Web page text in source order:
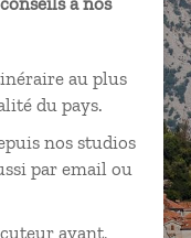
au plus
du pays.
nos studios
par email ou
avant,